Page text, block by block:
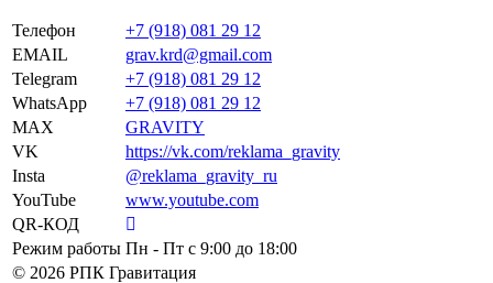
Телефон
+7 (918) 081 29 12
EMAIL
grav.krd@gmail.com
Telegram
+7 (918) 081 29 12
WhatsApp
+7 (918) 081 29 12
MAX
GRAVITY
VK
https://vk.com/reklama_gravity
Insta
@reklama_gravity_ru
YouTube
www.youtube.com
QR-КОД
Режим работы Пн - Пт c 9:00 до 18:00
© 2026 РПК Гравитация